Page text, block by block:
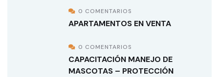
0 COMENTARIOS
APARTAMENTOS EN VENTA
0 COMENTARIOS
CAPACITACIÓN MANEJO DE
MASCOTAS – PROTECCIÓN